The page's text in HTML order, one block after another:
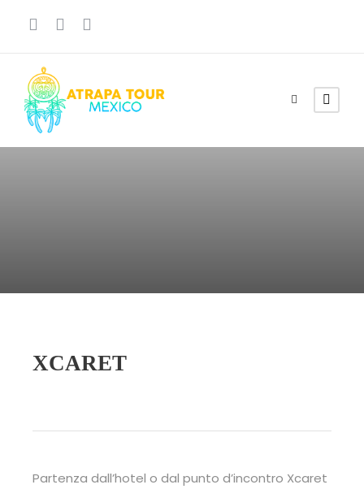
XCARET
Partenza dall’hotel o dal punto d’incontro Xcaret